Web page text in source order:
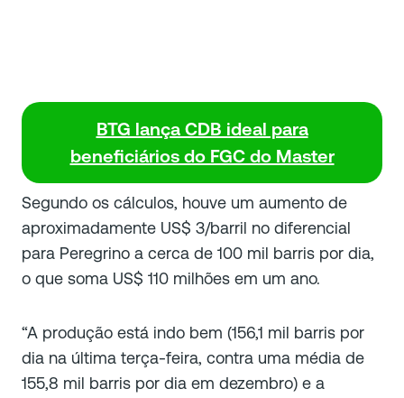
BTG lança CDB ideal para
beneficiários do FGC do Master
Segundo os cálculos, houve um aumento de
aproximadamente US$ 3/barril no diferencial
para Peregrino a cerca de 100 mil barris por dia,
o que soma US$ 110 milhões em um ano.
“A produção está indo bem (156,1 mil barris por
dia na última terça-feira, contra uma média de
155,8 mil barris por dia em dezembro) e a